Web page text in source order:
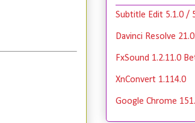
Subtitle Edit 5.1.0 /
Davinci Resolve
FxSound 1.2.11.0
XnConvert 1.114.0
Google Chrome